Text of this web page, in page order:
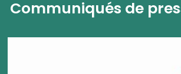
Communiqués de